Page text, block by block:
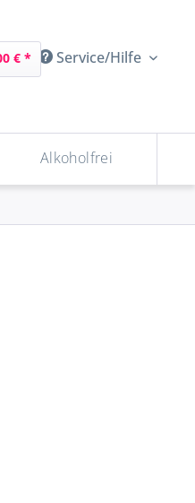
Service/Hilfe
€ *
Alkoholfrei